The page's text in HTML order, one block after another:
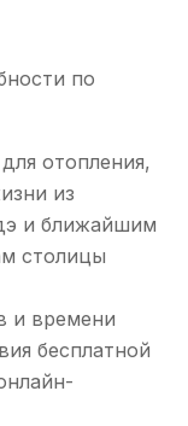
по
отопления,
из
и ближайшим
столицы
и времени
бесплатной